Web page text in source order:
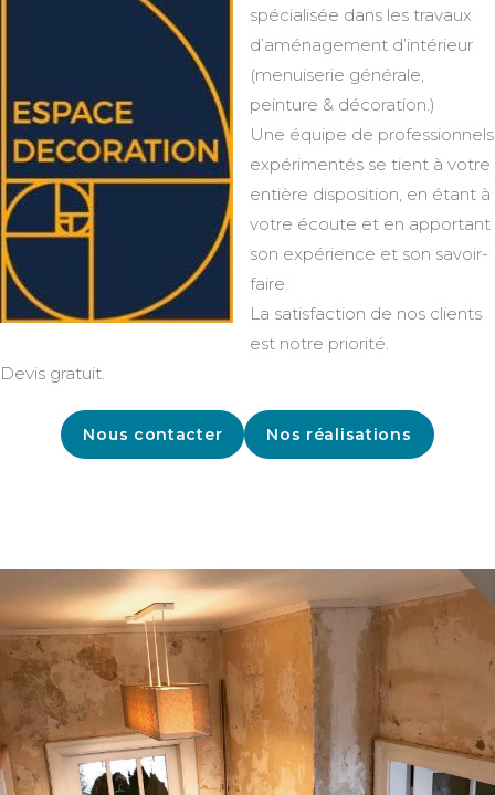
spécialisée dans les travaux
d’aménagement d’intérieur
(menuiserie générale,
peinture & décoration.)
Une équipe de professionnels
expérimentés se tient à votre
entière disposition, en étant à
votre écoute et en apportant
son expérience et son savoir-
faire.
La satisfaction de nos clients
est notre priorité.
Devis gratuit.
Nous contacter Nos réalisations